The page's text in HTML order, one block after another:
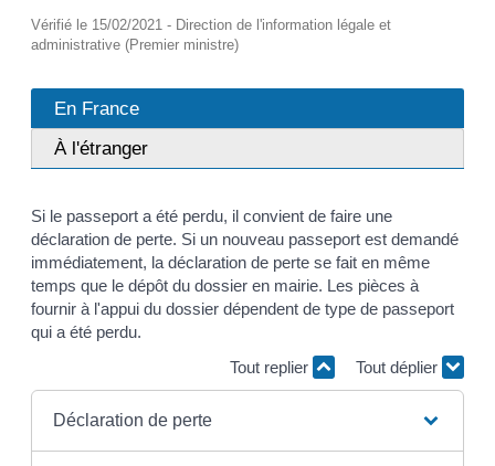
Vérifié le 15/02/2021 - Direction de l'information légale et
administrative (Premier ministre)
En France
À l'étranger
Si le passeport a été perdu, il convient de faire une
déclaration de perte. Si un nouveau passeport est demandé
immédiatement, la déclaration de perte se fait en même
temps que le dépôt du dossier en mairie. Les pièces à
fournir à l'appui du dossier dépendent de type de passeport
qui a été perdu.
Tout replier
Tout déplier
Déclaration de perte